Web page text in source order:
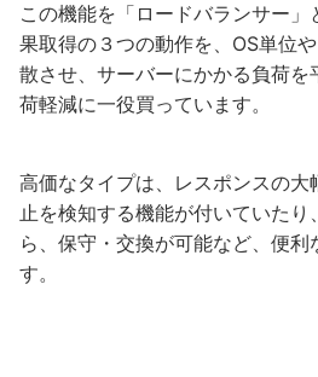
この機能を「ロードバランサー
果取得の３つの動作を、OS単位
散させ、サーバーにかかる負荷を
荷軽減に一役買っています。
高価なタイプは、レスポンスの
止を検知する機能が付いていた
ら、保守・交換が可能など、便利
す。